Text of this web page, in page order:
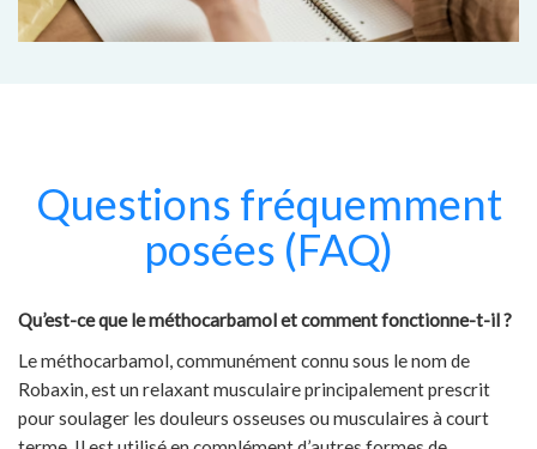
Questions fréquemment
posées (FAQ)
Qu’est-ce que le méthocarbamol et comment fonctionne-t-il ?
Le méthocarbamol, communément connu sous le nom de
Robaxin, est un relaxant musculaire principalement prescrit
pour soulager les douleurs osseuses ou musculaires à court